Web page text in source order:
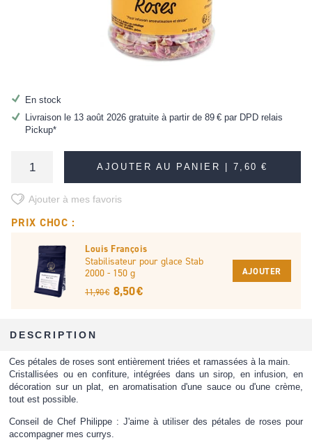
En stock
Livraison le 13 août 2026 gratuite à partir de 89 €par DPD relais
Pickup*
AJOUTER AU PANIER | 7,60 €
Ajouter à mes favoris
PRIX CHOC :
Louis François
Stabilisateur pour glace Stab
2000 - 150 g
11,90 € 8,50 €
AJOUTER
DESCRIPTION
Ces pétales de roses sont entièrement triées et ramassées à la main.
Cristallisées ou en confiture, intégrées dans un sirop, en infusion, en
décoration sur un plat, en aromatisation d'une sauce ou d'une crème,
tout est possible.
Conseil de Chef Philippe : J'aime à utiliser des pétales de roses pour
accompagner mes currys.